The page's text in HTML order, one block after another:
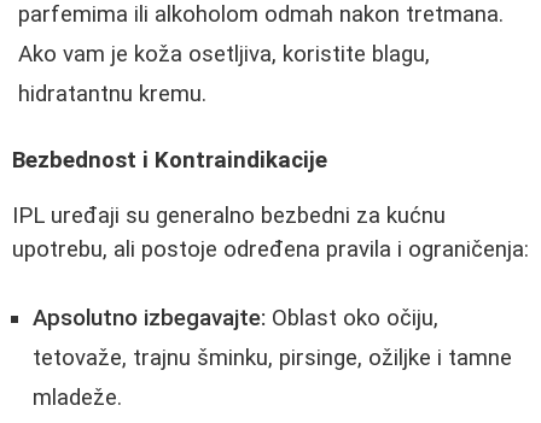
parfemima ili alkoholom odmah nakon tretmana.
Ako vam je koža osetljiva, koristite blagu,
hidratantnu kremu.
Bezbednost i Kontraindikacije
IPL uređaji su generalno bezbedni za kućnu
upotrebu, ali postoje određena pravila i ograničenja:
Apsolutno izbegavajte: Oblast oko očiju,
tetovaže, trajnu šminku, pirsinge, ožiljke i tamne
mladeže.